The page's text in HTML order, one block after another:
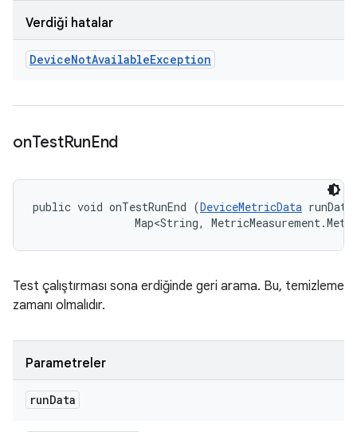
Verdiği hatalar
DeviceNotAvailableException
onTestRunEnd
public void onTestRunEnd (DeviceMetricData
Map<String,
Test çalıştırması sona erdiğinde geri arama. Bu, temizleme
zamanı olmalıdır.
Parametreler
runData